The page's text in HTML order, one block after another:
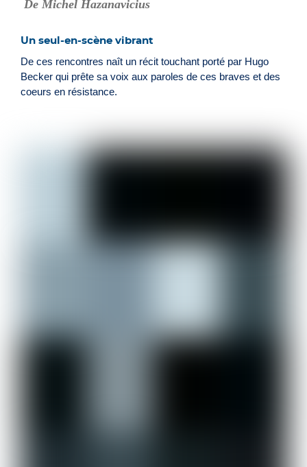
De Michel Hazanavicius
Un seul-en-scène vibrant
De ces rencontres naît un récit touchant porté par Hugo
Becker qui prête sa voix aux paroles de ces braves et des
coeurs en résistance.